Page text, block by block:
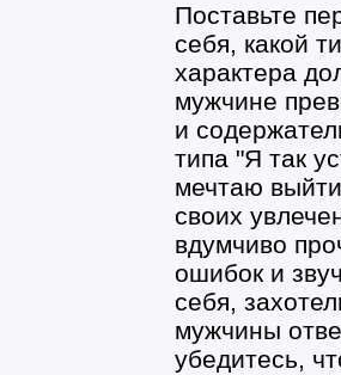
Поставьте
себя, какой
характера
мужчине
и
типа "Я так
мечтаю
своих
вдумчиво
ошибок и
себя,
мужчины
убедитесь,